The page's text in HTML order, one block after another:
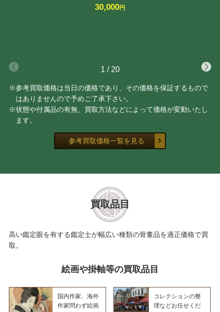
30,000円
1 / 20
※参考買取価格は当日の価格であり、その価格を保証するもので
はありませんので予めご了承下さい。
※状態や付属品の有無、買取方法などによって価格が変動いたし
ます。
参考買取価格一覧を見る
買取品目
高い鑑定眼を有する鑑定士が幅広い種類の骨董品を適正価格で買
取。
絵画や掛軸等の買取品目
国内作家、海外
作家問わず絵画
コレクションの整
理などお任せくだ